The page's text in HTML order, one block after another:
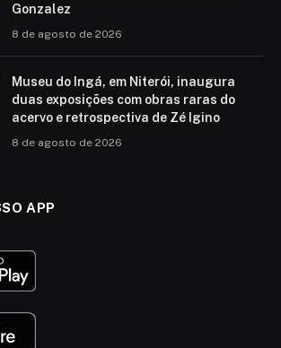
Gonzalez
8 de agosto de 2026
Museu do Ingá, em Niterói, inaugura
duas exposições com obras raras do
acervo e retrospectiva de Zé Igino
8 de agosto de 2026
APP